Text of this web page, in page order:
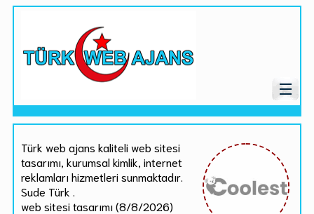
Türk web ajans kaliteli web sitesi
tasarımı, kurumsal kimlik, internet
reklamları hizmetleri sunmaktadır.
Sude Türk .
web sitesi tasarımı (8/8/2026)